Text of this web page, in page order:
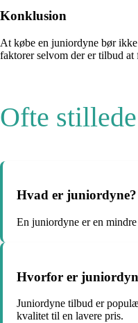
Konklusion
At købe en juniordyne bør
faktorer selvom der er tilbud
Ofte
Hvad er juniordyne?
En juniordyne er en
Hvorfor er
Juniordyne tilbud er
kvalitet til en lavere pris.